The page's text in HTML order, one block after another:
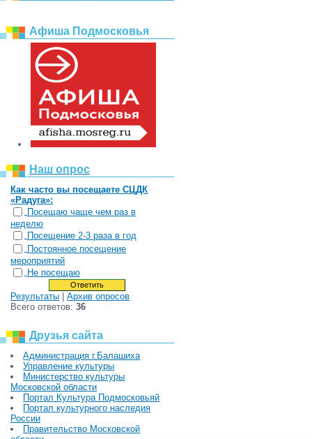
Афиша Подмосковья
Наш опрос
Как часто вы посещаете СЦДК
«Радуга»:
Посещаю чаще чем раз в
неделю
Посещение 2-3 раза в год
Постоянное посещение
мероприятий
Не посещаю
Результаты
Архив опросов
Всего ответов: 36
Друзья сайта
Администрация г.Балашиха
Управление культуры
Министерство культуры
Московской области
Портал Культура Подмосковьяй
Портал культурного наследия
России
Правительство Московской